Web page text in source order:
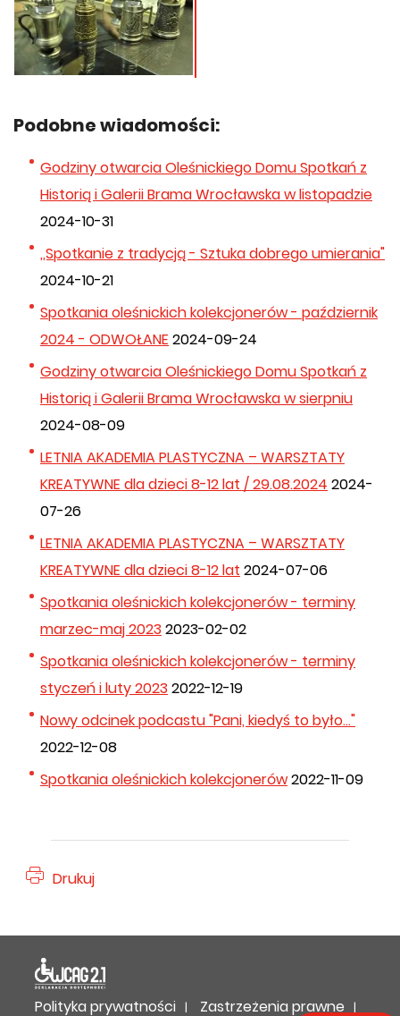
Podobne wiadomości:
Godziny otwarcia Oleśnickiego Domu Spotkań z
Historią i Galerii Brama Wrocławska w listopadzie
2024-10-31
,,Spotkanie z tradycją - Sztuka dobrego umierania"
2024-10-21
Spotkania oleśnickich kolekcjonerów - październik
2024 - ODWOŁANE 2024-09-24
Godziny otwarcia Oleśnickiego Domu Spotkań z
Historią i Galerii Brama Wrocławska w sierpniu
2024-08-09
LETNIA AKADEMIA PLASTYCZNA – WARSZTATY
KREATYWNE dla dzieci 8-12 lat / 29.08.2024 2024-
07-26
LETNIA AKADEMIA PLASTYCZNA – WARSZTATY
KREATYWNE dla dzieci 8-12 lat 2024-07-06
Spotkania oleśnickich kolekcjonerów - terminy
marzec-maj 2023 2023-02-02
Spotkania oleśnickich kolekcjonerów - terminy
styczeń i luty 2023 2022-12-19
Nowy odcinek podcastu "Pani, kiedyś to było..."
2022-12-08
Spotkania oleśnickich kolekcjonerów2022-11-09
Drukuj
Polityka prywatności Zastrzeżenia prawne